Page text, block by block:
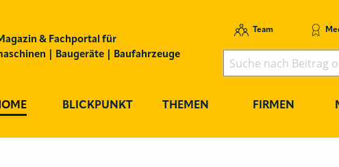
& Fachportal für
| Baugeräte | Baufahrzeuge
Team
BLICKPUNKT THEMEN FIRMEN